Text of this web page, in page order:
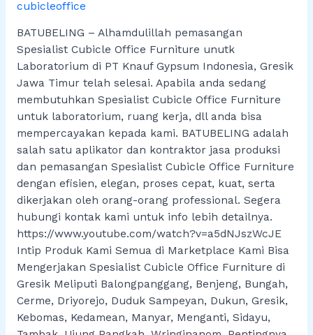
cubicleoffice
BATUBELING – Alhamdulillah pemasangan
Spesialist Cubicle Office Furniture unutk
Laboratorium di PT Knauf Gypsum Indonesia, Gresik
Jawa Timur telah selesai. Apabila anda sedang
membutuhkan Spesialist Cubicle Office Furniture
untuk laboratorium, ruang kerja, dll anda bisa
mempercayakan kepada kami. BATUBELING adalah
salah satu aplikator dan kontraktor jasa produksi
dan pemasangan Spesialist Cubicle Office Furniture
dengan efisien, elegan, proses cepat, kuat, serta
dikerjakan oleh orang-orang professional. Segera
hubungi kontak kami untuk info lebih detailnya.
https://www.youtube.com/watch?v=a5dNJszWcJE
Intip Produk Kami Semua di Marketplace Kami Bisa
Mengerjakan Spesialist Cubicle Office Furniture di
Gresik Meliputi Balongpanggang, Benjeng, Bungah,
Cerme, Driyorejo, Duduk Sampeyan, Dukun, Gresik,
Kebomas, Kedamean, Manyar, Menganti, Sidayu,
PT
Gypsum
Indonesia
Gresik
No
1